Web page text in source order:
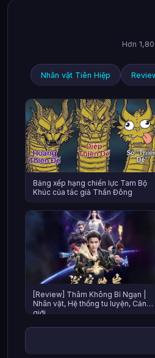
Hơn
Nhân vật Tiên Hiệp
Bảng xếp hạng chiến lực Tam Bộ
Khúc của tác giả Thần Đông
[Review] Thâm Không Bỉ Ngạn |
Nhân vật, Hệ thống tu luyện, Cảnh
giới